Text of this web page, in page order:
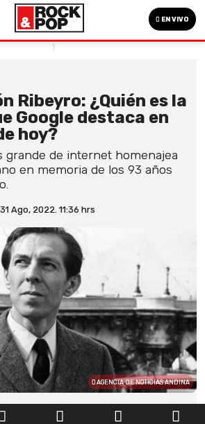
EN VIVO
Ribeyro: ¿Quién es la
Google destaca en
hoy?
grande de internet homenajea
en memoria de los 93 años
31 Ago, 2022. 11:36 hrs
AGENCIA DE NOTICIAS ANDINA